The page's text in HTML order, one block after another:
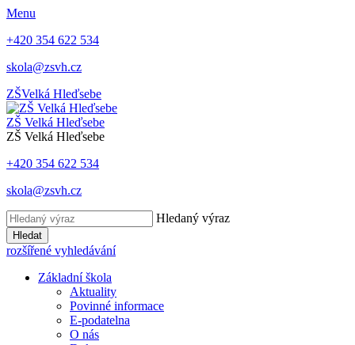
Menu
+420 354 622 534
skola@zsvh.cz
ZŠVelká Hleďsebe
ZŠ Velká Hleďsebe
ZŠ Velká Hleďsebe
+420 354 622 534
skola@zsvh.cz
Hledaný výraz
Hledat
rozšířené vyhledávání
Základní škola
Aktuality
Povinné informace
E-podatelna
O nás